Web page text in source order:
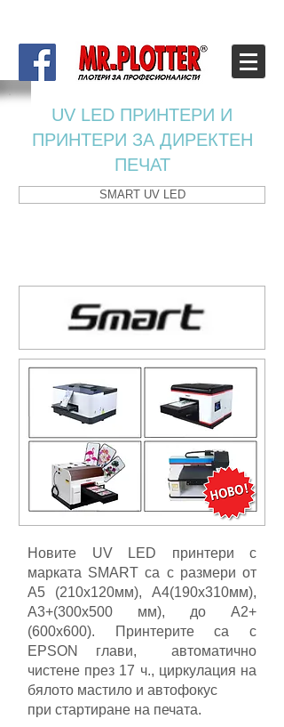
UV LED ПРИНТЕРИ И
ПРИНТЕРИ ЗА ДИРЕКТЕН
ПЕЧАТ
SMART UV LED
Новите UV LED принтери с
марката SMART са с размери от
А5 (210х120мм), А4(190х310мм),
А3+(300х500 мм), до А2+
(600х600). Принтерите са с
EPSON глави, автоматично
чистене през 17 ч., циркулация на
бялото мастило и автофокус
при стартиране на печата.